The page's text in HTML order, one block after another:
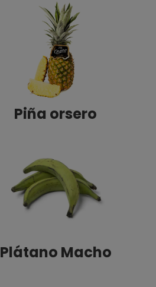
Piña orsero
Plátano Macho